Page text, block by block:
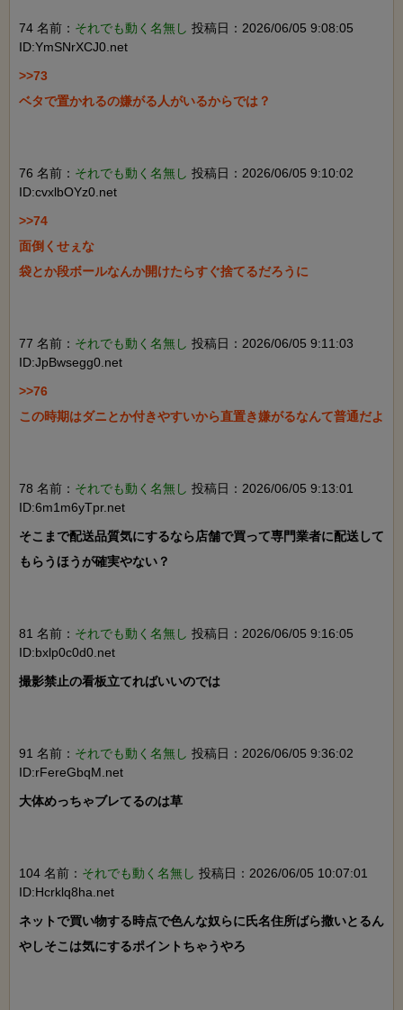
74 名前： それでも動く名無し 投稿日：2026/06/05 9:08:05
ID:YmSNrXCJ0.net
>>73
ベタで置かれるの嫌がる人がいるからでは？
76 名前： それでも動く名無し 投稿日：2026/06/05 9:10:02
ID:cvxlbOYz0.net
>>74
面倒くせぇな
袋とか段ボールなんか開けたらすぐ捨てるだろうに
77 名前： それでも動く名無し 投稿日：2026/06/05 9:11:03
ID:JpBwsegg0.net
>>76
この時期はダニとか付きやすいから直置き嫌がるなんて普通だよ
78 名前： それでも動く名無し 投稿日：2026/06/05 9:13:01
ID:6m1m6yTpr.net
そこまで配送品質気にするなら店舗で買って専門業者に配送して
もらうほうが確実やない？
81 名前： それでも動く名無し 投稿日：2026/06/05 9:16:05
ID:bxlp0c0d0.net
撮影禁止の看板立てればいいのでは
91 名前： それでも動く名無し 投稿日：2026/06/05 9:36:02
ID:rFereGbqM.net
大体めっちゃブレてるのは草
104 名前： それでも動く名無し 投稿日：2026/06/05 10:07:01
ID:Hcrklq8ha.net
ネットで買い物する時点で色んな奴らに氏名住所ばら撒いとるん
やしそこは気にするポイントちゃうやろ